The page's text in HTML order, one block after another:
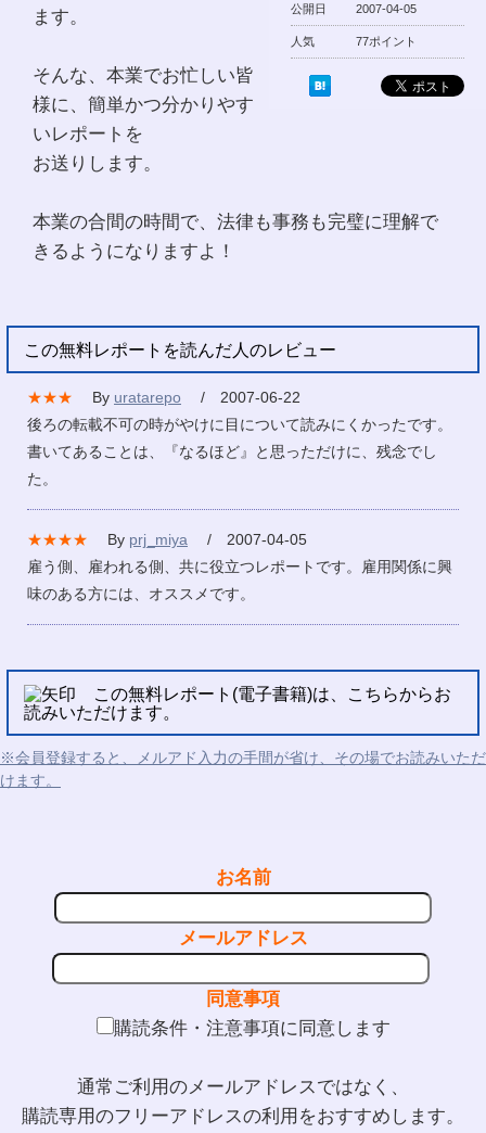
公開日 2007-04-05
人気 77ポイント
ます。
そんな、本業でお忙しい皆
様に、簡単かつ分かりやす
いレポートを
お送りします。
本業の合間の時間で、法律も事務も完璧に理解で
きるようになりますよ！
この無料レポートを読んだ人のレビュー
★★★ By uratarepo
/ 2007-06-22
後ろの転載不可の時がやけに目について読みにくかったです。
書いてあることは、『なるほど』と思っただけに、残念でし
た。
★★★★ By prj_miya
/ 2007-04-05
雇う側、雇われる側、共に役立つレポートです。雇用関係に興
味のある方には、オススメです。
この無料レポート(電子書籍)は、こちらからお
読みいただけます。
※会員登録すると、メルアド入力の手間が省け、その場でお読みいただ
けます。
お名前
メールアドレス
同意事項
購読条件・注意事項に同意します
通常ご利用のメールアドレスではなく、
購読専用のフリーアドレスの利用をおすすめします。